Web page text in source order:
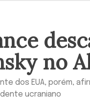
no
dos EUA, porém,
ucraniano